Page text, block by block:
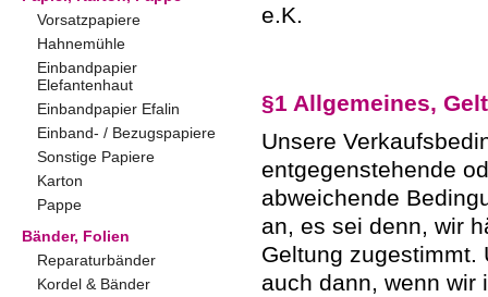
Vorsatzpapiere
Hahnemühle
Einbandpapier
Elefantenhaut
Einbandpapier Efalin
Einband- / Bezugspapiere
Sonstige Papiere
Karton
Pappe
Bänder, Folien
Reparaturbänder
Kordel & Bänder
e.K.
§1 Allgemeines,
Unsere
entgegenstehende
abweichende
an, es sei denn, wir
Geltung zugestimmt.
auch dann, wenn wir